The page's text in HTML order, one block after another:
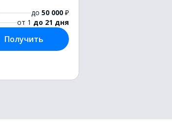
до 50 000 ₽
от 1 до 21 дня
Получить